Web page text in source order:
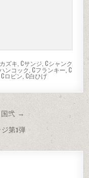
ズキ, Cサンジ, Cシャンク
ンコック, Cフランキー, C
Cロビン,C白ひげ
国弐 →
第1弾